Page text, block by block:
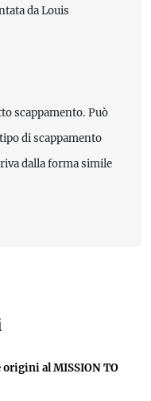
da Louis
scappamento. Può
di scappamento
dalla forma simile
al MISSION TO